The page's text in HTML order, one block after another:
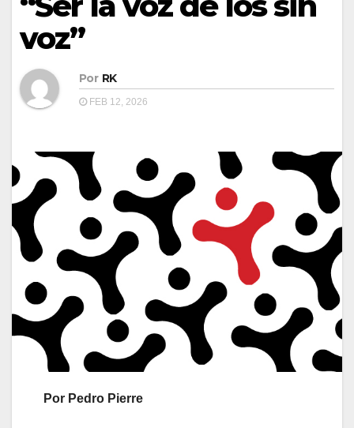
voz”
Por RK
FEB 12, 2026
Por Pedro Pierre